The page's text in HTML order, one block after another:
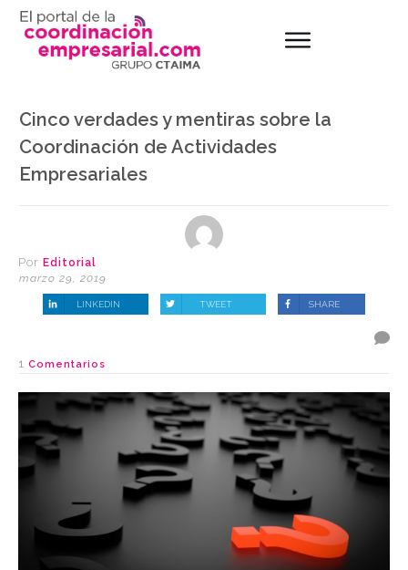
Cinco verdades y mentiras sobre la
Coordinación de Actividades
Empresariales
Por Editorial
marzo 29, 2019
LINKEDIN TWEET SHARE
1 Comentarios